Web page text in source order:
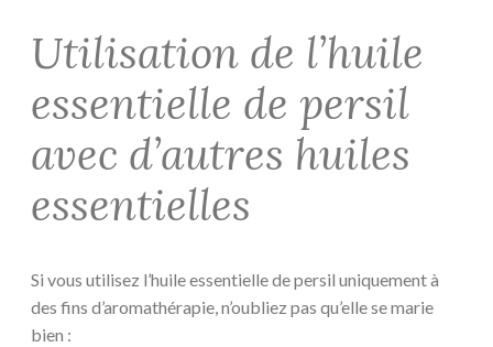
Utilisation de l’huile
essentielle de persil
avec d’autres huiles
essentielles
Si vous utilisez l’huile essentielle de persil uniquement à
des fins d’aromathérapie, n’oubliez pas qu’elle se marie
bien :